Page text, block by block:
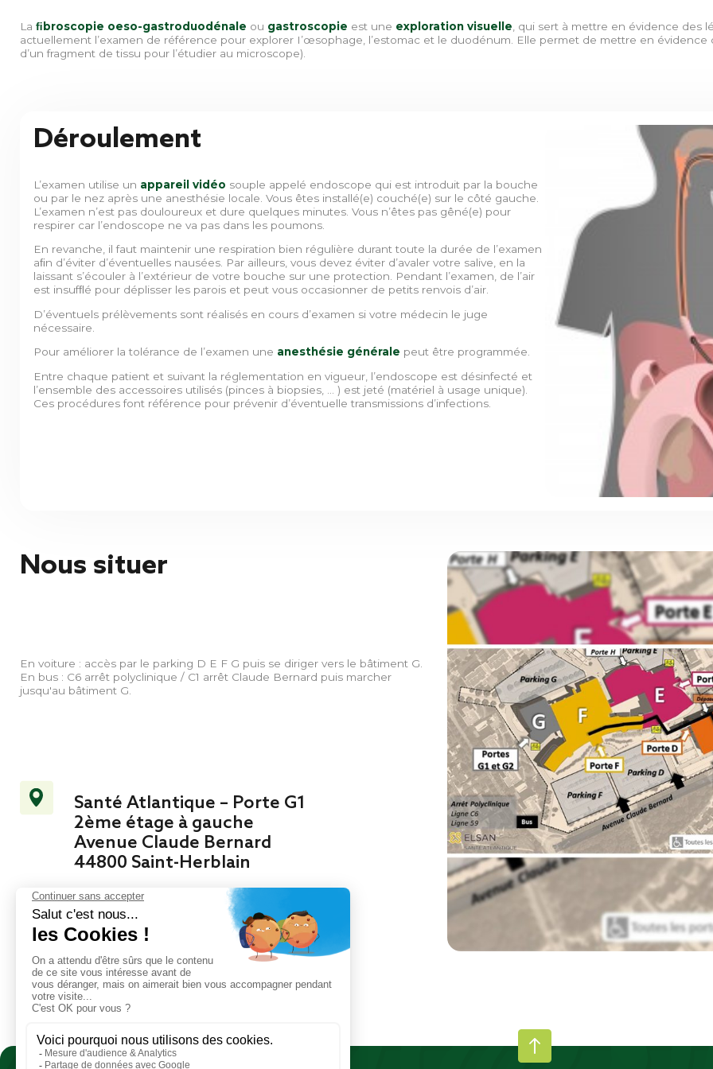
La ﬁbroscopie oeso-gastroduodénale ou gastroscopie est une exploration visuelle , qui sert à mettre en évidence des
actuellement l’examen de référence pour explorer I’œsophage, l’estomac et le duodénum. Elle permet de mettre en évidence
d’un fragment de tissu pour l’étudier au microscope).
Déroulement
L’examen utilise un appareil vidéo souple appelé endoscope qui est introduit par la bouche
ou par le nez après une anesthésie locale. Vous êtes installé(e) couché(e) sur le côté gauche.
L’examen n’est pas douloureux et dure quelques minutes. Vous n’êtes pas gêné(e) pour
respirer car l’endoscope ne va pas dans les poumons.
En revanche, il faut maintenir une respiration bien régulière durant toute la durée de l’examen
aﬁn d’éviter d’éventuelles nausées. Par ailleurs, vous devez éviter d’avaler votre salive, en la
laissant s’écouler à l’extérieur de votre bouche sur une protection. Pendant l’examen, de l’air
est insufﬂé pour déplisser les parois et peut vous occasionner de petits renvois d’air.
D’éventuels prélèvements sont réalisés en cours d’examen si votre médecin le juge
nécessaire.
Pour améliorer la tolérance de l’examen une anesthésie générale peut être programmée.
Entre chaque patient et suivant la réglementation en vigueur, l’endoscope est désinfecté et
l’ensemble des accessoires utilisés (pinces à biopsies, … ) est jeté (matériel à usage unique).
Ces procédures font référence pour prévenir d’éventuelle transmissions d’infections.
Nous situer
En voiture : accès par le parking D E F G puis se diriger vers le bâtiment G.
En bus : C6 arrêt polyclinique / C1 arrêt Claude Bernard puis marcher
jusqu'au bâtiment G.
Santé Atlantique – Porte G1
2ème étage à gauche
Avenue Claude Bernard
44800 Saint-Herblain
02 51 72 46 26